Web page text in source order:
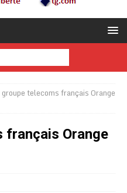
groupe telecoms français Orange
français Orange